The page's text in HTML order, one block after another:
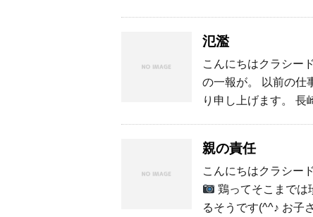
氾濫
こんにちはクラシー
の一報が。 以前の仕
り申し上げます。
親の責任
こんにちはクラシー
鶏ってそこまでは
るそうです(^^♪ お子